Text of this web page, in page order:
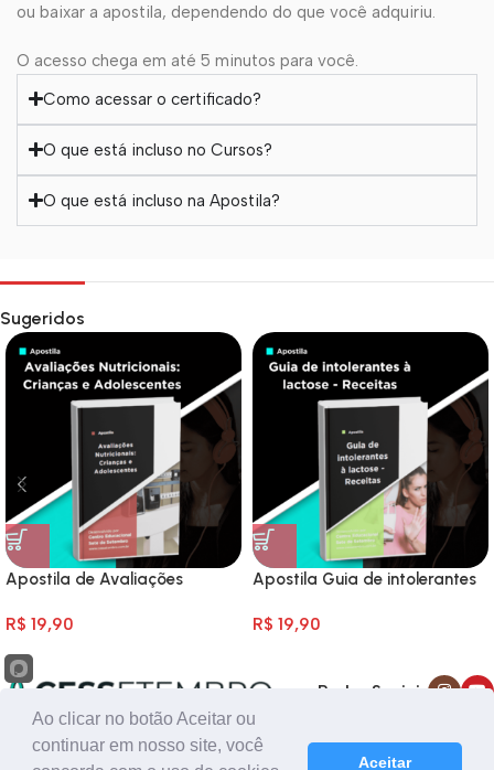
ou baixar a apostila, dependendo do que você adquiriu.
O acesso chega em até 5 minutos para você.
Como acessar o certificado?
O que está incluso no Cursos?
O que está incluso na Apostila?
Sugeridos
Apostila de Avaliações
Adolescentes
R$ 19,90
Apostila Guia de intolerantes
R$ 19,90
Redes Sociais
Loja oficial do Centro Educacional Sete de Setembro
Ao clicar no botão Aceitar ou
continuar em nosso site, você
Aceitar